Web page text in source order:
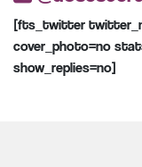
[fts_twitter
cover_photo=no
show_replies=no]